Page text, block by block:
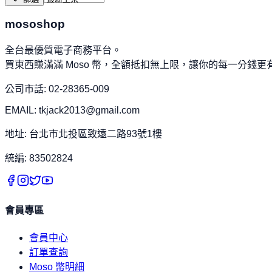
mososhop
全台最優質電子商務平台。
買東西賺滿滿 Moso 幣，全額抵扣無上限，讓你的每一分錢更
公司市話: 02-28365-009
EMAIL: tkjack2013@gmail.com
地址: 台北市北投區致遠二路93號1樓
統編: 83502824
會員專區
會員中心
訂單查詢
Moso 幣明細